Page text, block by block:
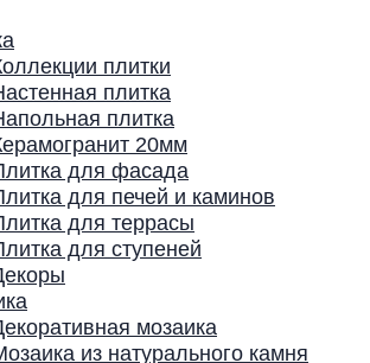
плитки
плитка
плитка
20мм
для фасада
для печей и каминов
для террасы
для ступеней
мозаика
из натурального камня